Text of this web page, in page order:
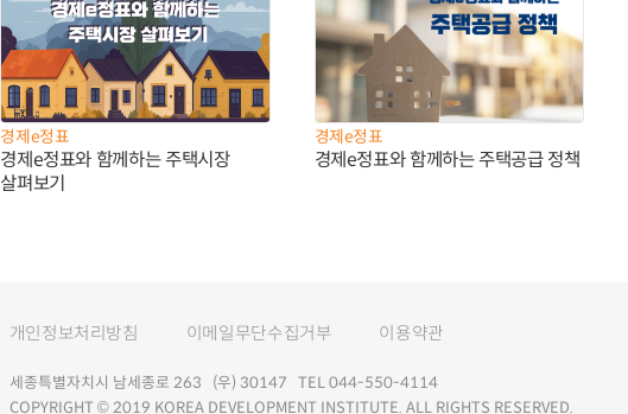
경제e정표
경제e정표와 함께하는 주택시장
살펴보기
경제e정표
경제e정표와 함께하는 주택공급 정책
개인정보처리방침 이메일무단수집거부 이용약관
세종특별자치시 남세종로 263 (우) 30147 TEL 044-550-4114
COPYRIGHT © 2019 KOREA DEVELOPMENT INSTITUTE. ALL RIGHTS RESERVED.